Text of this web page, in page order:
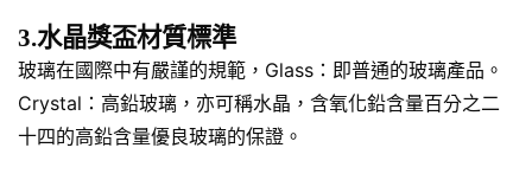
3.水晶獎盃材質標準
玻璃在國際中有嚴謹的規範，Glass：即普通的玻璃產品。
Crystal：高鉛玻璃，亦可稱水晶，含氧化鉛含量百分之二
十四的高鉛含量優良玻璃的保證。